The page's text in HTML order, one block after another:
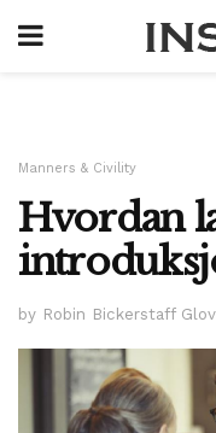
Manners & Civility
Hvordan
by Robin Bickerstaff